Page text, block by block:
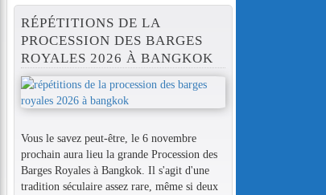
RÉPÉTITIONS DE LA
PROCESSION DES BARGES
ROYALES 2026 À BANGKOK
Vous le savez peut-être, le 6 novembre
prochain aura lieu la grande Procession des
Barges Royales à Bangkok. Il s'agit d'une
tradition séculaire assez rare, même si deux